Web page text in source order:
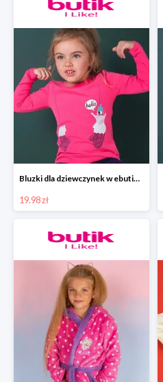
Bluzki dla dziewczynek w ebutik.pl od 19,99zł.
19.98 zł